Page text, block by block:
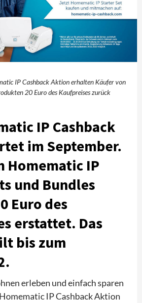
IP Cashback Aktion erhalten Käufer von
20 Euro des Kaufpreises zurück
IP Cashback
im September.
Homematic IP
und Bundles
Euro des
erstattet. Das
bis zum
erleben und einfach sparen
IP Cashback Aktion